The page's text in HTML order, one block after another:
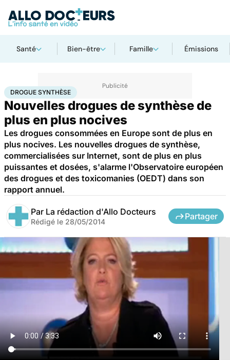
Santé Bien-être Famille Émissions
AccueilSantéMaladies Drogues et addictions
DROGUE SYNTHÈSE
Nouvelles drogues de synthèse de
plus en plus nocives
Les drogues consommées en Europe sont de plus en
plus nocives. Les nouvelles drogues de synthèse,
commercialisées sur Internet, sont de plus en plus
puissantes et dosées, s'alarme l'Observatoire européen
des drogues et des toxicomanies (OEDT) dans son
rapport annuel.
Par La rédaction d'Allo Docteurs
Rédigé le 28/05/2014
Partager